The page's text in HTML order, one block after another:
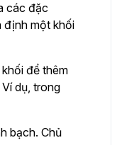
các đặc
định một khối
để thêm
dụ, trong
bạch. Chủ